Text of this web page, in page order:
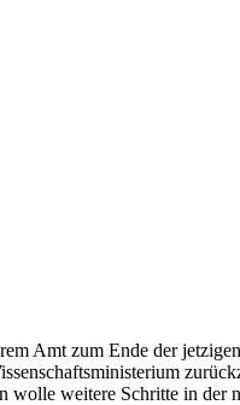
Amt zum Ende der
weitere Schritte in der